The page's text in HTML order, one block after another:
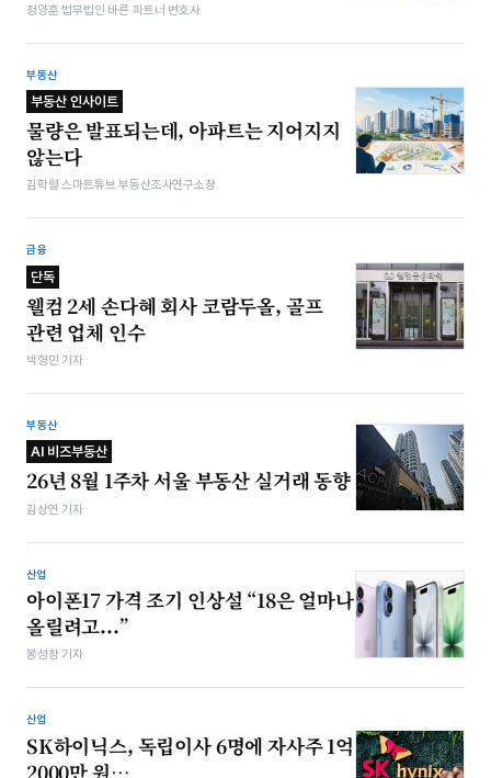
정양훈 법무법인 바른 파트너 변호사
부동산
부동산 인사이트
물량은 발표되는데, 아파트는 지어지지
않는다
김학렬 스마트튜브 부동산조사연구소장
금융
단독
웰컴 2세 손다혜 회사 코람두올, 골프
관련 업체 인수
박형민 기자
부동산
AI 비즈부동산
26년 8월 1주차 서울 부동산 실거래 동향
김상연 기자
산업
아이폰17 가격 조기 인상설 “18은 얼마나
올릴려고...”
봉성창 기자
산업
SK하이닉스, 독립이사 6명에 자사주 1억
2000만 원…